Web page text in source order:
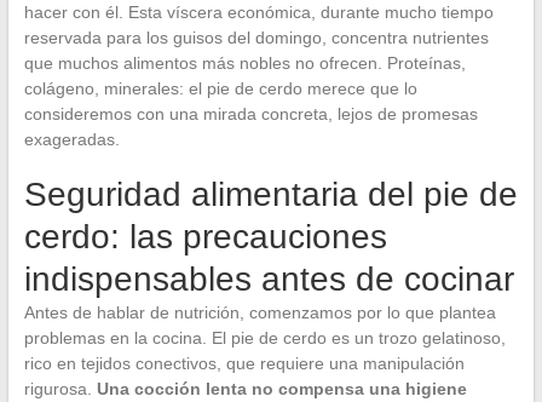
hacer con él. Esta víscera económica, durante mucho tiempo
reservada para los guisos del domingo, concentra nutrientes
que muchos alimentos más nobles no ofrecen. Proteínas,
colágeno, minerales: el pie de cerdo merece que lo
consideremos con una mirada concreta, lejos de promesas
exageradas.
Seguridad alimentaria del pie de
cerdo: las precauciones
indispensables antes de cocinar
Antes de hablar de nutrición, comenzamos por lo que plantea
problemas en la cocina. El pie de cerdo es un trozo gelatinoso,
rico en tejidos conectivos, que requiere una manipulación
rigurosa. Una cocción lenta no compensa una higiene